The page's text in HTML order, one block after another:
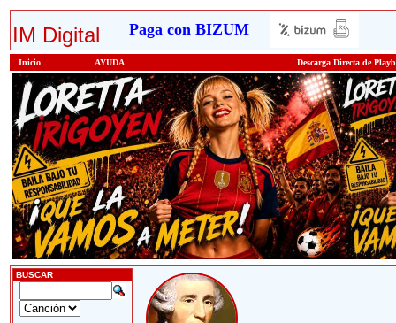
IM Digital Paga con BIZUM
Inicio AYUDA Descarga Directa de
BUSCAR